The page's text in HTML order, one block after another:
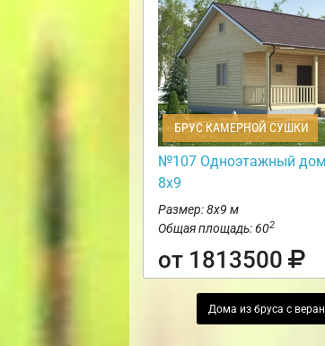
БРУС КАМЕРНОЙ СУШКИ
№107 Одноэтажный дом
8х9
Размер: 8х9 м
Общая площадь: 602
от 1813500
Дома из бруса с